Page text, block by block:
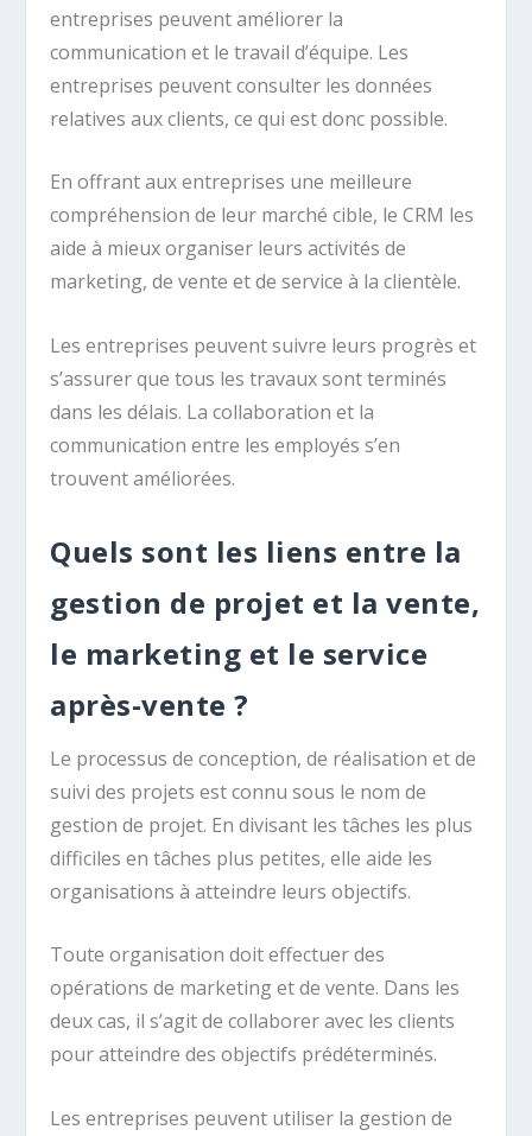
entreprises peuvent améliorer la
communication et le travail d’équipe. Les
entreprises peuvent consulter les données
relatives aux clients, ce qui est donc possible.
En offrant aux entreprises une meilleure
compréhension de leur marché cible, le CRM les
aide à mieux organiser leurs activités de
marketing, de vente et de service à la clientèle.
Les entreprises peuvent suivre leurs progrès et
s’assurer que tous les travaux sont terminés
dans les délais. La collaboration et la
communication entre les employés s’en
trouvent améliorées.
Quels sont les liens entre la
gestion de projet et la vente,
le marketing et le service
après-vente ?
Le processus de conception, de réalisation et de
suivi des projets est connu sous le nom de
gestion de projet. En divisant les tâches les plus
difficiles en tâches plus petites, elle aide les
organisations à atteindre leurs objectifs.
Toute organisation doit effectuer des
opérations de marketing et de vente. Dans les
deux cas, il s’agit de collaborer avec les clients
pour atteindre des objectifs prédéterminés.
Les entreprises peuvent utiliser la gestion de